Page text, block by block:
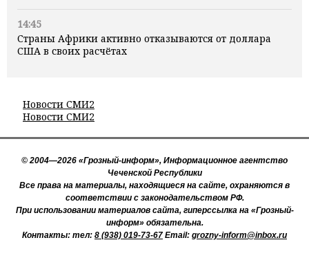
14:45
Страны Африки активно отказываются от доллара
США в своих расчётах
Новости СМИ2
Новости СМИ2
© 2004—2026 «Грозный-информ», Информационное агентство
Чеченской Республики
Все права на материалы, находящиеся на сайте, охраняются в
соответствии с законодательством РФ.
При использовании материалов сайта, гиперссылка на «Грозный-
информ» обязательна.
Контакты: тел: 8 (938) 019-73-67 Email: grozny-inform@inbox.ru